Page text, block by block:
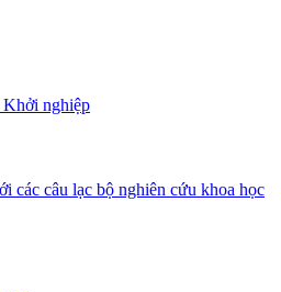
Khởi nghiệp
các câu lạc bộ nghiên cứu khoa học